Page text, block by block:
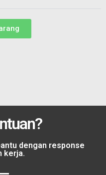
dengan response
kerja.